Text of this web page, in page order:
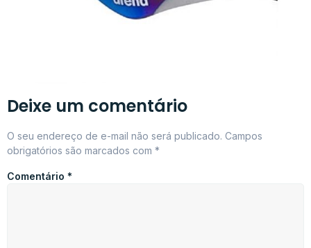
Deixe um comentário
O seu endereço de e-mail não será publicado. Campos
obrigatórios são marcados com *
Comentário *